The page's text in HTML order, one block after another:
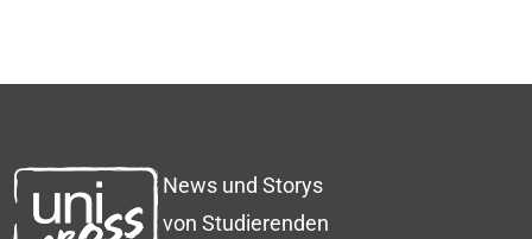
News und Storys
von Studierenden